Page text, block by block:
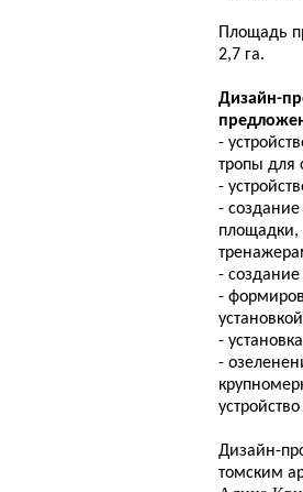
Площадь
2,7 га.
Дизайн-
-
тропы для
-
-
площадки,
-
-
-
-
Дизайн-
томским